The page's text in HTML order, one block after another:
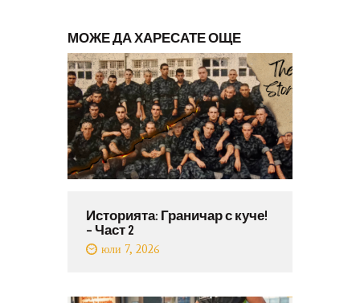
МОЖЕ ДА ХАРЕСАТЕ ОЩЕ
Историята: Граничар с куче!
– Част 2
юли 7, 2026